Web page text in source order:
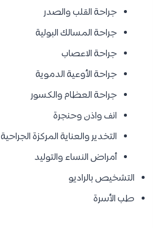
جراحة القلب والصدر
جراحة المسالك البولية
جراحة الاعصاب
جراحة الأوعية الدموية
جراحة العظام والكسور
انف واذن وحنجرة
التخدير والعناية المركزة الجراحية
أمراض النساء والتوليد
التشخيص بالراديو
طب الأسرة